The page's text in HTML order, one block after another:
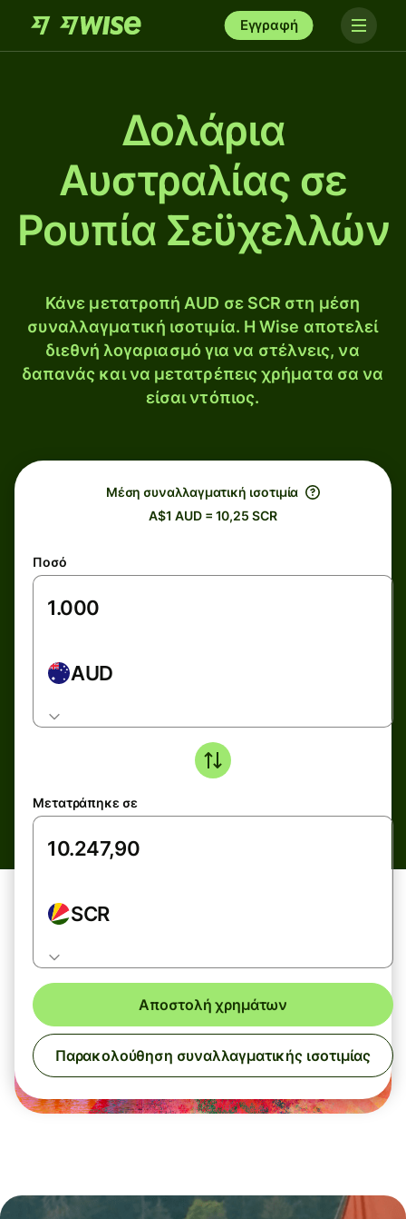
Εγγραφή
Δολάρια
Αυστραλίας σε
Ρουπία Σεϋχελλών
Κάνε μετατροπή AUD σε SCR στη μέση
συναλλαγματική ισοτιμία. Η Wise αποτελεί
διεθνή λογαριασμό για να στέλνεις, να
δαπανάς και να μετατρέπεις χρήματα σα να
είσαι ντόπιος.
Μέση συναλλαγματική ισοτιμία
A$1 AUD = 10,25 SCR
Ποσό
AUD
Μετατράπηκε σε
SCR
Αποστολή χρημάτων
Παρακολούθηση συναλλαγματικής ισοτιμίας